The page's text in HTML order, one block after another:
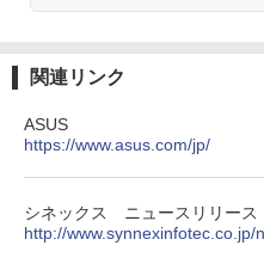
関連リンク
ASUS
https://www.asus.com/jp/
シネックス ニュースリリース
http://